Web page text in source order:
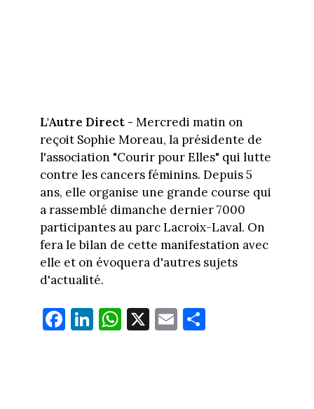
L'Autre Direct - Mercredi matin on
reçoit Sophie Moreau, la présidente de
l'association "Courir pour Elles" qui lutte
contre les cancers féminins. Depuis 5
ans, elle organise une grande course qui
a rassemblé dimanche dernier 7000
participantes au parc Lacroix-Laval. On
fera le bilan de cette manifestation avec
elle et on évoquera d'autres sujets
d'actualité.
Fa
ce
Li
nk
W
ha
X E
m
Pa
rt